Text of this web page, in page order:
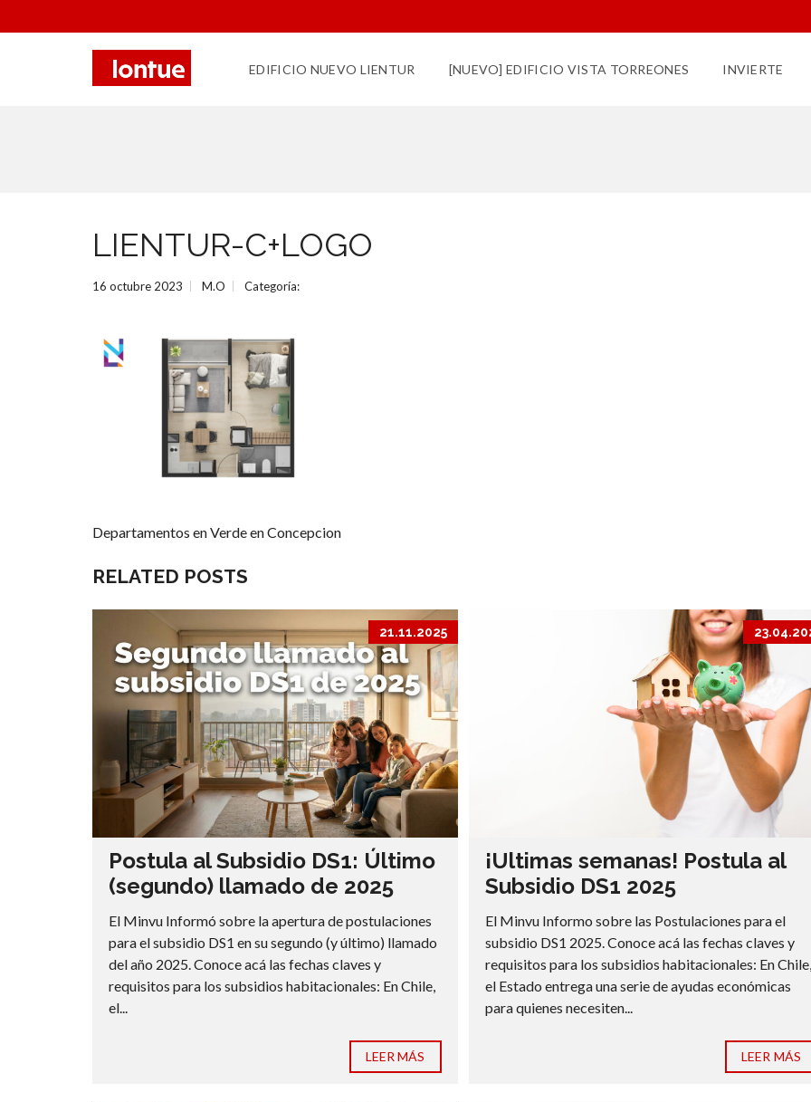
EDIFICIO NUEVO LIENTUR [NUEVO] EDIFICIO VISTA TORREONES INVIERTE
LIENTUR-C+LOGO
16 octubre 2023 M.O Categoría:
Departamentos en Verde en Concepcion
RELATED POSTS
21.11.2025
Postula al Subsidio DS1: Último
(segundo) llamado de 2025
El Minvu Informó sobre la apertura de postulaciones
para el subsidio DS1 en su segundo (y último) llamado
del año 2025. Conoce acá las fechas claves y
requisitos para los subsidios habitacionales: En Chile,
el...
LEER MÁS
¡Ultimas semanas! Postula al
Subsidio DS1 2025
El Minvu Informo sobre las Postulaciones para el
subsidio DS1 2025. Conoce acá las fechas claves y
requisitos para los subsidios habitacionales: En Chile,
el Estado entrega una serie de ayudas económicas
para quienes necesiten...
LEER MÁS